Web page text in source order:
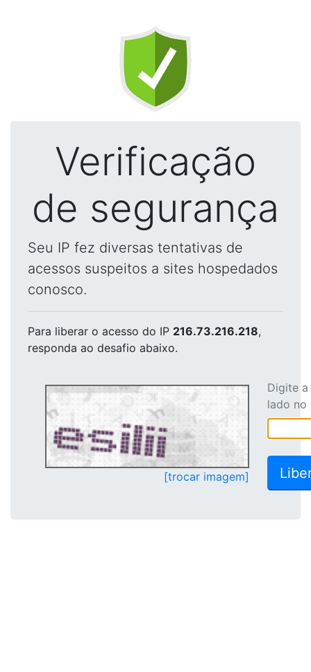
Verificação
de segurança
Seu IP fez diversas tentativas de
acessos suspeitos a sites hospedados
conosco.
Para liberar o acesso do IP 216.73.216.218,
responda ao desafio abaixo.
[trocar imagem]
Digite
lado no